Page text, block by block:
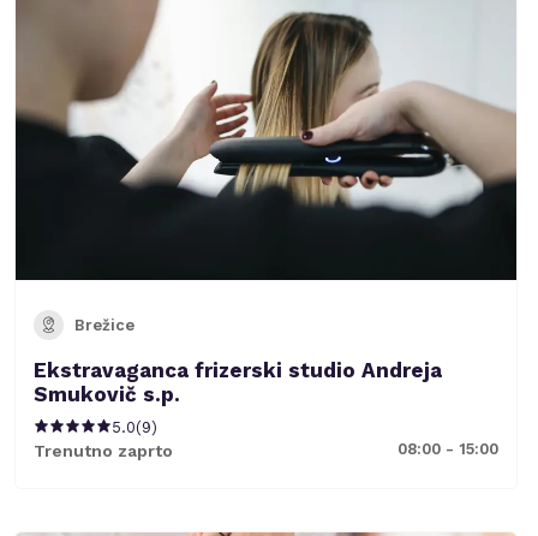
Brežice
Ekstravaganca frizerski studio Andreja
Smukovič s.p.
5.0(9)
Trenutno zaprto 08:00 - 15:00